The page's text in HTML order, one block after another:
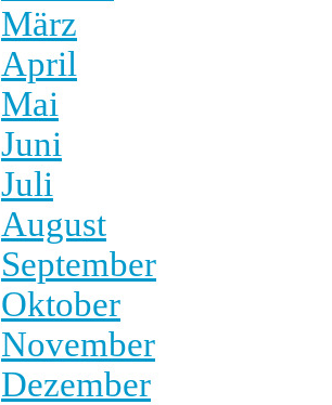
März
April
Mai
Juni
Juli
August
September
Oktober
November
Dezember